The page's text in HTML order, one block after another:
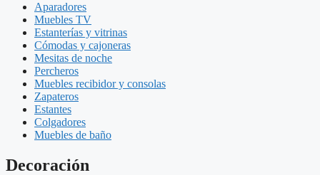
Aparadores
Muebles TV
Estanterías y vitrinas
Cómodas y cajoneras
Mesitas de noche
Percheros
Muebles recibidor y consolas
Zapateros
Estantes
Colgadores
Muebles de baño
Decoración